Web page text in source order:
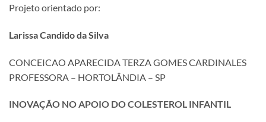
Projeto orientado por:
Larissa Candido da Silva
CONCEICAO APARECIDA TERZA GOMES CARDINALES
PROFESSORA – HORTOLÂNDIA – SP
INOVAÇÃO NO APOIO DO COLESTEROL INFANTIL